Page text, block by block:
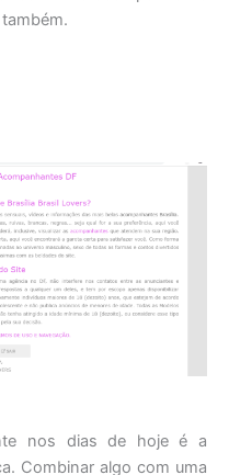
nos dias de hoje é a
Combinar algo com uma